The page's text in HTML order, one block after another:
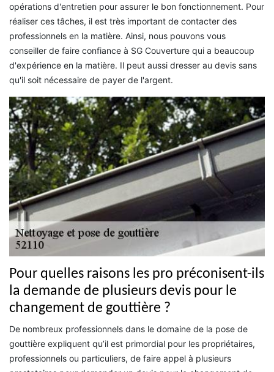
opérations d'entretien pour assurer le bon fonctionnement. Pour
réaliser ces tâches, il est très important de contacter des
professionnels en la matière. Ainsi, nous pouvons vous
conseiller de faire confiance à SG Couverture qui a beaucoup
d'expérience en la matière. Il peut aussi dresser au devis sans
qu'il soit nécessaire de payer de l'argent.
Pour quelles raisons les pro préconisent-ils
la demande de plusieurs devis pour le
changement de gouttière ?
De nombreux professionnels dans le domaine de la pose de
gouttière expliquent qu’il est primordial pour les propriétaires,
professionnels ou particuliers, de faire appel à plusieurs